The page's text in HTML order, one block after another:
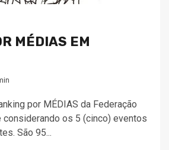
MÉDIAS EM
por MÉDIAS da Federação
considerando os 5 (cinco) eventos
São 95...